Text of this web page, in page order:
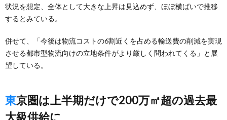
状況を想定、全体として大きな上昇は見込めず、ほぼ横ばいで推移
するとみている。
併せて、「今後は物流コストの6割近くを占める輸送費の削減を実現
させる都市型物流向けの立地条件がより厳しく問われてくる」と展
望している。
東京圏は上半期だけで200万㎡超の過去最
大級供給に